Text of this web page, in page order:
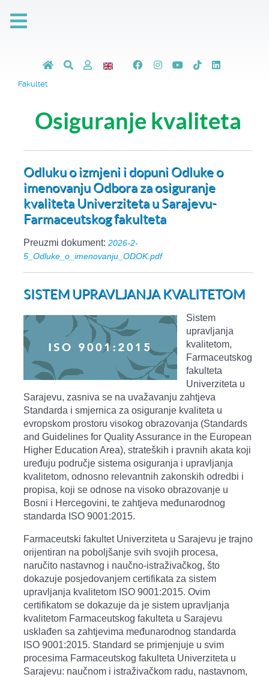
Fakultet
Osiguranje kvaliteta
Odluku o izmjeni i dopuni Odluke o
imenovanju Odbora za osiguranje
kvaliteta Univerziteta u Sarajevu-
Farmaceutskog fakulteta
Preuzmi dokument: 2026-2-
5_Odluke_o_imenovanju_ODOK.pdf
SISTEM UPRAVLJANJA KVALITETOM
Sistem
upravljanja
kvalitetom,
Farmaceutskog
fakulteta
Univerziteta u
Sarajevu, zasniva se na uvažavanju zahtjeva
Standarda i smjernica za osiguranje kvaliteta u
evropskom prostoru visokog obrazovanja (Standards
and Guidelines for Quality Assurance in the European
Higher Education Area), strateških i pravnih akata koji
uređuju područje sistema osiguranja i upravljanja
kvalitetom, odnosno relevantnih zakonskih odredbi i
propisa, koji se odnose na visoko obrazovanje u
Bosni i Hercegovini, te zahtjeva međunarodnog
standarda ISO 9001:2015.
Farmaceutski fakultet Univerziteta u Sarajevu je trajno
orijentiran na poboljšanje svih svojih procesa,
naručito nastavnog i naučno-istraživačkog, što
dokazuje posjedovanjem certifikata za sistem
upravljanja kvalitetom ISO 9001:2015. Ovim
certifikatom se dokazuje da je sistem upravljanja
kvalitetom Farmaceutskog fakulteta u Sarajevu
usklađen sa zahtjevima međunarodnog standarda
ISO 9001:2015. Standard se primjenjuje u svim
procesima Farmaceutskog fakulteta Univerziteta u
Sarajevu: naučnom i istraživačkom radu, nastavnom,